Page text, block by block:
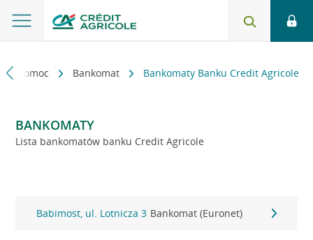
i pomoc Bankomat Bankomaty Banku Credit Agricole
BANKOMATY
Lista bankomatów banku Credit Agricole
Babimost, ul. Lotnicza 3 Bankomat (Euronet)